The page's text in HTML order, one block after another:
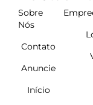
Sobre
Nós
Contato
Anuncie
Início